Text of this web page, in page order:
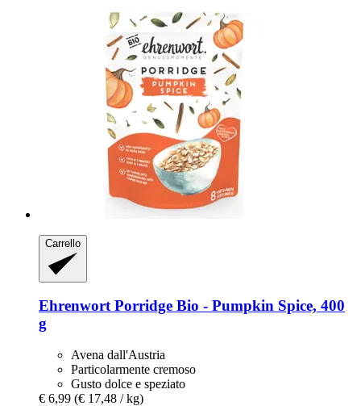
Carrello
EhrenwortPorridge Bio -​ Pumpkin Spice, 400
g
Avena dall'Austria
Particolarmente cremoso
Gusto dolce e speziato
€ 6,99 (€ 17,48 / kg)